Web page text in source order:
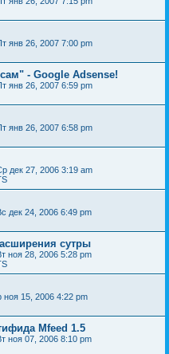
янв 26, 2007 7:00 pm
- Google Adsense!
янв 26, 2007 6:59 pm
янв 26, 2007 6:58 pm
дек 27, 2006 3:19 am
дек 24, 2006 6:49 pm
сутры
ноя 28, 2006 5:28 pm
ноя 15, 2006 4:22 pm
Mfeed 1.5
ноя 07, 2006 8:10 pm